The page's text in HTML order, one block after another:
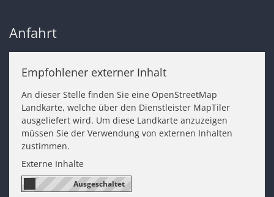
Anfahrt
Empfohlener externer Inhalt
An dieser Stelle finden Sie eine OpenStreetMap
Landkarte, welche über den Dienstleister MapTiler
ausgeliefert wird. Um diese Landkarte anzuzeigen
müssen Sie der Verwendung von externen Inhalten
zustimmen.
Externe Inhalte